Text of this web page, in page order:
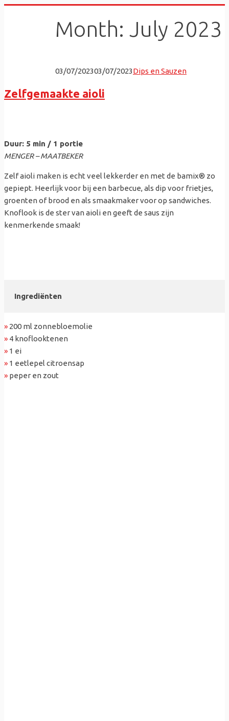
Month: July 2023
03/07/202303/07/2023Dips en Sauzen
Zelfgemaakte aioli
Duur: 5 min / 1 portie
MENGER – MAATBEKER
Zelf aioli maken is echt veel lekkerder en met de bamix® zo
gepiept. Heerlijk voor bij een barbecue, als dip voor frietjes,
groenten of brood en als smaakmaker voor op sandwiches.
Knoflook is de ster van aioli en geeft de saus zijn
kenmerkende smaak!
Ingrediënten
» 200 ml zonnebloemolie
» 4 knoflooktenen
» 1 ei
» 1 eetlepel citroensap
» peper en zout